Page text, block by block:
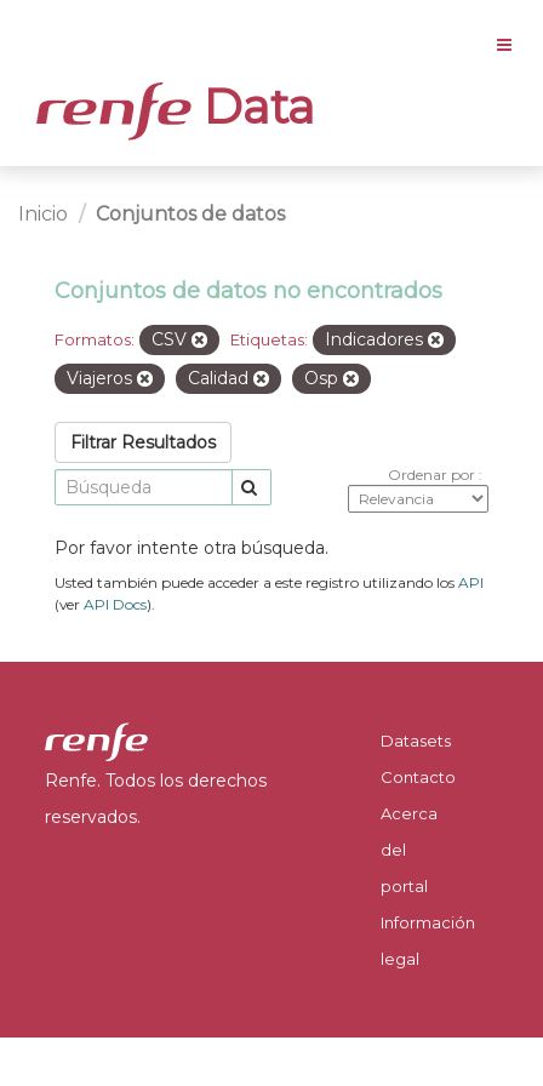
Data
Inicio Conjuntos de datos
Conjuntos de datos no encontrados
Formatos: CSV Etiquetas:
Indicadores
Viajeros
Calidad Osp
Filtrar Resultados
Ordenar por
Por favor intente otra búsqueda.
Usted también puede acceder a este registro utilizando los API
(ver API Docs).
Renfe. Todos los derechos
reservados.
Datasets
Contacto
Acerca
del
portal
Información
legal